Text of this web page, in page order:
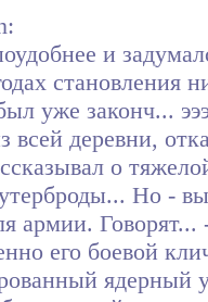
и
становления
уже законч...
всей деревни,
о
Но -
армии.
его боевой
ядерный